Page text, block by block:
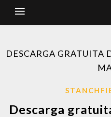
DESCARGA GRATUITA
Descarga